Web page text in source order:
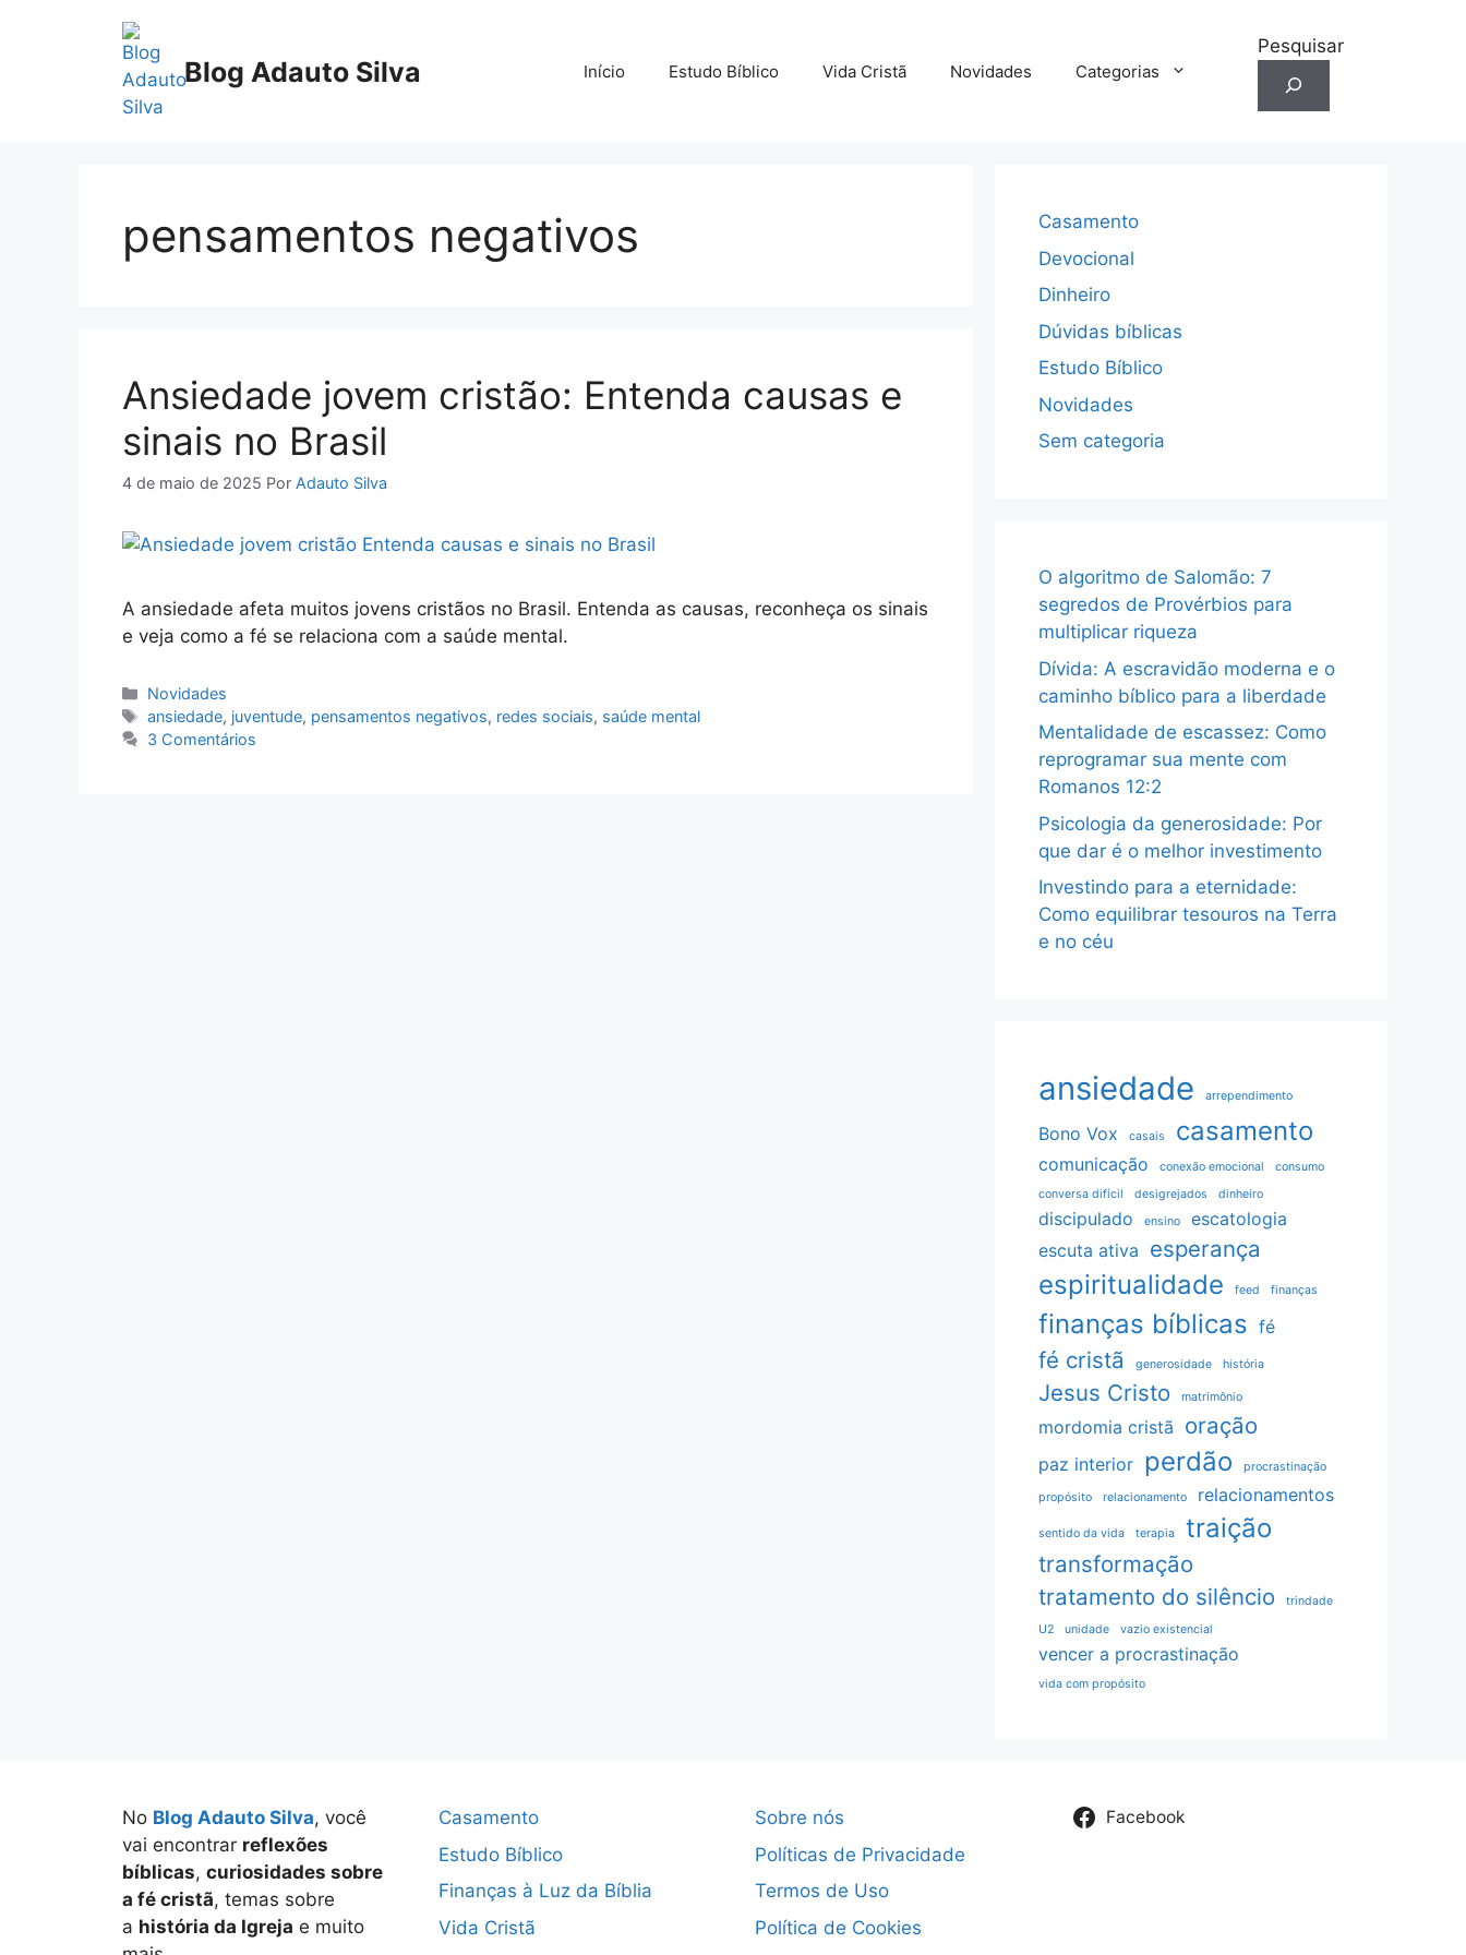
Blog Adauto Silva Início Estudo Bíblico Vida Cristã Novidades Categorias
Pesquisar
pensamentos negativos
Ansiedade jovem cristão: Entenda causas e
sinais no Brasil
4 de maio de 2025 Por Adauto Silva
A ansiedade afeta muitos jovens cristãos no Brasil. Entenda as causas, reconheça os sinais
e veja como a fé se relaciona com a saúde mental.
Categorias
Novidades
Tags
ansiedade, juventude, pensamentos negativos, redes sociais, saúde mental
3 Comentários
Casamento
Devocional
Dinheiro
Dúvidas bíblicas
Estudo Bíblico
Novidades
Sem categoria
O algoritmo de Salomão: 7
segredos de Provérbios para
multiplicar riqueza
Dívida: A escravidão moderna e o
caminho bíblico para a liberdade
Mentalidade de escassez: Como
reprogramar sua mente com
Romanos 12:2
Psicologia da generosidade: Por
que dar é o melhor investimento
Investindo para a eternidade:
Como equilibrar tesouros na Terra
e no céu
ansiedade arrependimento
Bono Vox casais casamento
comunicação conexão emocional
consumo
conversa difícil
desigrejados dinheiro
discipulado ensino
escatologia
escuta ativa esperança
espiritualidade feed finanças
finanças bíblicas fé
fé cristã generosidade história
Jesus Cristo matrimônio
mordomia cristã oração
paz interior perdão procrastinação
propósito relacionamento relacionamentos
sentido da vida terapia traição
transformação
tratamento do silêncio
trindade
U2
unidade vazio existencial
vencer a procrastinação
vida com propósito
No Blog Adauto Silva, você
vai encontrar reflexões
bíblicas, curiosidades sobre
a fé cristã, temas sobre
a história da Igreja e muito
Casamento
Estudo Bíblico
Finanças à Luz da Bíblia
Vida Cristã
Sobre nós
Políticas de Privacidade
Termos de Uso
Política de Cookies
Facebook